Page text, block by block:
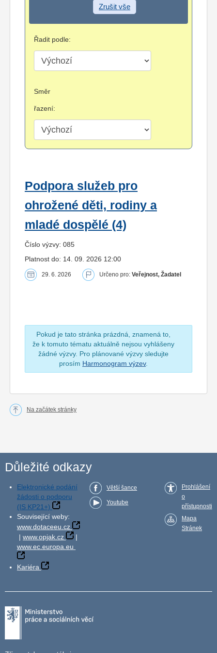
Zrušit vše
Řadit podle:
Směr
řazení:
Podpora služeb pro
ohrožené děti, rodiny a
mladé dospělé (4)
Číslo výzvy: 085
Platnost do: 14. 09. 2026 12:00
29. 6. 2026 Určeno pro: Veřejnost, Žadatel
Pokud je tato stránka prázdná, znamená to,
že k tomuto tématu aktuálně nejsou vyhlášeny
žádné výzvy. Pro plánované výzvy sledujte
prosím Harmonogram výzev.
Na začátek stránky
Důležité odkazy
Elektronické podání
žádosti o podporu
(IS KP21+)
Související weby:
www.dotaceeu.cz
| www.opjak.cz
|
www.ec.europa.eu
Kariéra
Větší šance
Youtube
Prohlášení
o
přístupnosti
Mapa
Stránek